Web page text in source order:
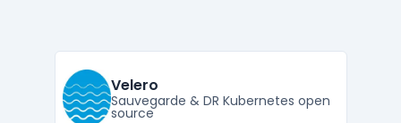
Velero
Sauvegarde & DR Kubernetes open
source